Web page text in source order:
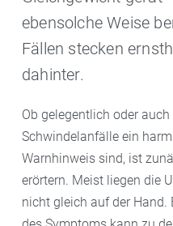
ebensolche Weise
Fällen stecken
dahinter.
Ob gelegentlich oder
Schwindelanfälle ein
Warnhinweis sind, ist
erörtern. Meist liegen die
nicht gleich auf der Hand.